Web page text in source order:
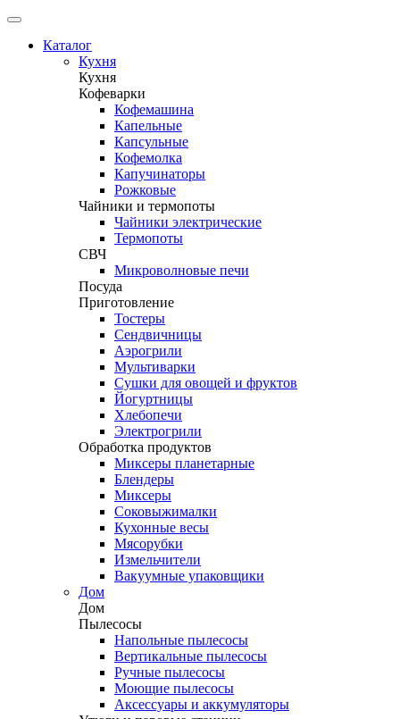
Каталог
Кухня
Кухня
Кофеварки
Кофемашина
Капельные
Капсульные
Кофемолка
Капучинаторы
Рожковые
Чайники и термопоты
Чайники электрические
Термопоты
СВЧ
Микроволновые печи
Посуда
Приготовление
Тостеры
Сендвичницы
Аэрогрили
Мультиварки
Сушки для овощей и фруктов
Йогуртницы
Хлебопечи
Электрогрили
Обработка продуктов
Миксеры планетарные
Блендеры
Миксеры
Соковыжималки
Кухонные весы
Мясорубки
Измельчители
Вакуумные упаковщики
Дом
Дом
Пылесосы
Напольные пылесосы
Вертикальные пылесосы
Ручные пылесосы
Моющие пылесосы
Аксессуары и аккумуляторы